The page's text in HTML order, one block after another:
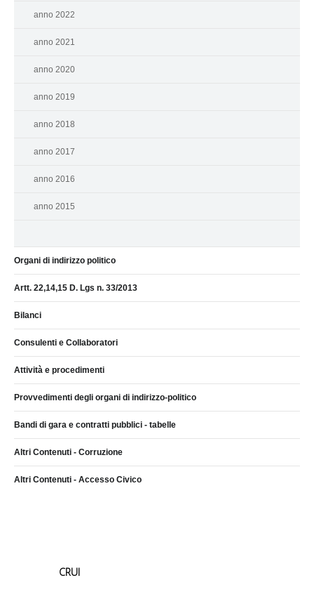
anno 2022
anno 2021
anno 2020
anno 2019
anno 2018
anno 2017
anno 2016
anno 2015
Organi di indirizzo politico
Artt. 22,14,15 D. Lgs n. 33/2013
Bilanci
Consulenti e Collaboratori
Attività e procedimenti
Provvedimenti degli organi di indirizzo-politico
Bandi di gara e contratti pubblici - tabelle
Altri Contenuti - Corruzione
Altri Contenuti - Accesso Civico
CRUI